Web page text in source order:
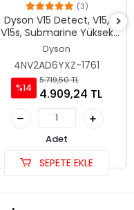
(3)
Dyson V15 Detect, V15,
V15s, Submarine Yüksek
Kapasite 4000mAh
Batarya
Dyson
4NV2AD6YXZ-1761
%14
5.719,50 TL
4.909,24 TL
Adet
SEPETE EKLE